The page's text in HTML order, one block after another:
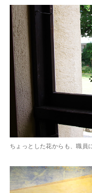
ちょっとした花からも、職員